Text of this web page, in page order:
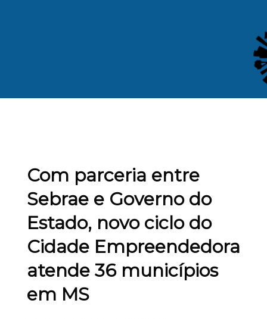
Com parceria entre
Sebrae e Governo do
Estado, novo ciclo do
Cidade Empreendedora
atende 36 municípios
em MS